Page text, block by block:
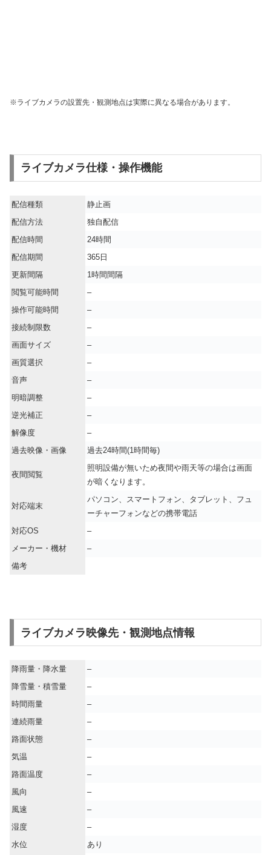
※ライブカメラの設置先・観測地点は実際に異なる場合があります。
ライブカメラ仕様・操作機能
配信種類
静止画
配信方法
独自配信
配信時間
24時間
配信期間
365日
更新間隔
1時間間隔
閲覧可能時間
–
操作可能時間
–
接続制限数
–
画面サイズ
–
画質選択
–
音声
–
明暗調整
–
逆光補正
–
解像度
–
過去映像・画像
過去24時間(1時間毎)
夜間閲覧
照明設備が無いため夜間や雨天等の場合は画面
が暗くなります。
対応端末
パソコン、スマートフォン、タブレット、フュ
ーチャーフォンなどの携帯電話
対応OS
–
メーカー・機材
–
備考
ライブカメラ映像先・観測地点情報
降雨量・降水量
–
降雪量・積雪量
–
時間雨量
–
連続雨量
–
路面状態
–
気温
–
路面温度
–
風向
–
風速
–
湿度
–
水位
あり